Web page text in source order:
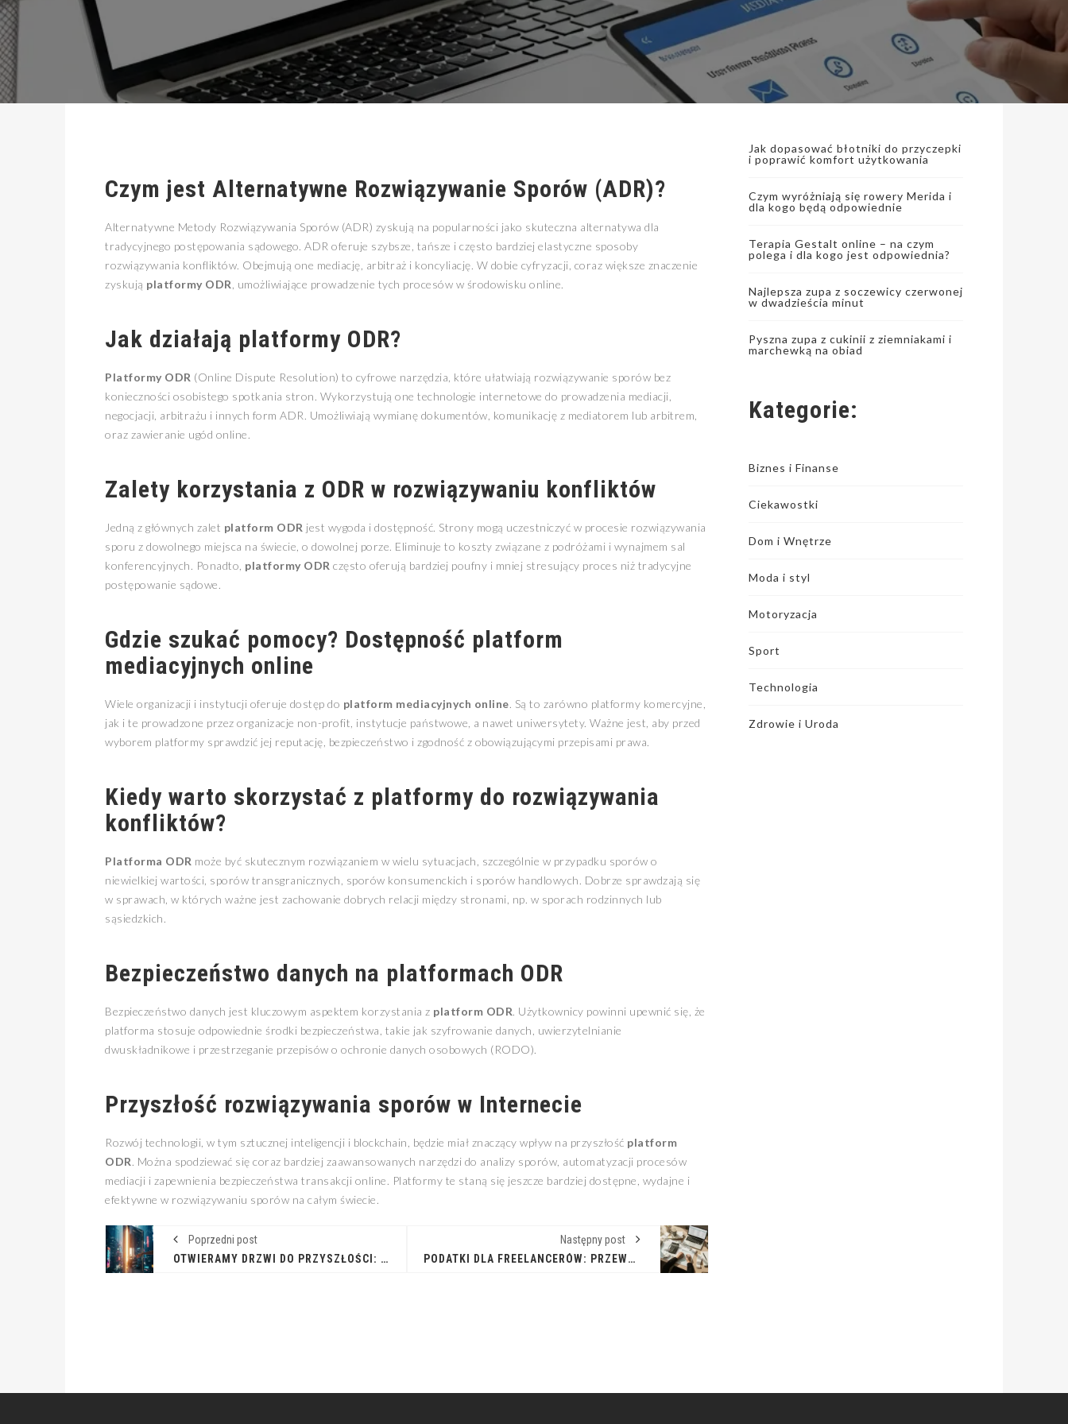
Czym jest Alternatywne Rozwiązywanie Sporów (ADR)?
Alternatywne Metody Rozwiązywania Sporów (ADR) zyskują na popularności jako skuteczna alternatywa dla
tradycyjnego postępowania sądowego. ADR oferuje szybsze, tańsze i często bardziej elastyczne sposoby
rozwiązywania konfliktów. Obejmują one mediację, arbitraż i koncyliację. W dobie cyfryzacji, coraz większe znaczenie
zyskują platformy ODR , umożliwiające prowadzenie tych procesów w środowisku online.
Jak działają platformy ODR?
Platformy ODR (Online Dispute Resolution) to cyfrowe narzędzia, które ułatwiają rozwiązywanie sporów bez
konieczności osobistego spotkania stron. Wykorzystują one technologie internetowe do prowadzenia mediacji,
negocjacji, arbitrażu i innych form ADR. Umożliwiają wymianę dokumentów, komunikację z mediatorem lub arbitrem,
oraz zawieranie ugód online.
Zalety korzystania z ODR w rozwiązywaniu konfliktów
Jedną z głównych zalet platform ODR jest wygoda i dostępność. Strony mogą uczestniczyć w procesie rozwiązywania
sporu z dowolnego miejsca na świecie, o dowolnej porze. Eliminuje to koszty związane z podróżami i wynajmem sal
konferencyjnych. Ponadto, platformy ODR często oferują bardziej poufny i mniej stresujący proces niż tradycyjne
postępowanie sądowe.
Gdzie szukać pomocy? Dostępność platform
mediacyjnych online
Wiele organizacji i instytucji oferuje dostęp do platform mediacyjnych online. Są to zarówno platformy komercyjne,
jak i te prowadzone przez organizacje non-profit, instytucje państwowe, a nawet uniwersytety. Ważne jest, aby przed
wyborem platformy sprawdzić jej reputację, bezpieczeństwo i zgodność z obowiązującymi przepisami prawa.
Kiedy warto skorzystać z platformy do rozwiązywania
konfliktów?
Platforma ODR może być skutecznym rozwiązaniem w wielu sytuacjach, szczególnie w przypadku sporów o
niewielkiej wartości, sporów transgranicznych, sporów konsumenckich i sporów handlowych. Dobrze sprawdzają się
w sprawach, w których ważne jest zachowanie dobrych relacji między stronami, np. w sporach rodzinnych lub
sąsiedzkich.
Bezpieczeństwo danych na platformach ODR
Bezpieczeństwo danych jest kluczowym aspektem korzystania z platform ODR. Użytkownicy powinni upewnić się, że
platforma stosuje odpowiednie środki bezpieczeństwa, takie jak szyfrowanie danych, uwierzytelnianie
dwuskładnikowe i przestrzeganie przepisów o ochronie danych osobowych (RODO).
Przyszłość rozwiązywania sporów w Internecie
Rozwój technologii, w tym sztucznej inteligencji i blockchain, będzie miał znaczący wpływ na przyszłość platform
ODR. Można spodziewać się coraz bardziej zaawansowanych narzędzi do analizy sporów, automatyzacji procesów
mediacji i zapewnienia bezpieczeństwa transakcji online. Platformy te staną się jeszcze bardziej dostępne, wydajne i
efektywne w rozwiązywaniu sporów na całym świecie.
Poprzedni post
OTWIERAMY DRZWI DO PRZYSZŁOŚCI: POTĘGA OTWARTYCH INNOWACJI
Następny post
PODATKI DLA FREELANCERÓW: PRZEWODNIK PO ZAWIŁOŚCIACH
Jak dopasować błotniki do przyczepki
i poprawić komfort użytkowania
Czym wyróżniają się rowery Merida i
dla kogo będą odpowiednie
Terapia Gestalt online – na czym
polega i dla kogo jest odpowiednia?
Najlepsza zupa z soczewicy czerwonej
w dwadzieścia minut
Pyszna zupa z cukinii z ziemniakami i
marchewką na obiad
Kategorie:
Biznes i Finanse
Ciekawostki
Dom i Wnętrze
Moda i styl
Motoryzacja
Sport
Technologia
Zdrowie i Uroda